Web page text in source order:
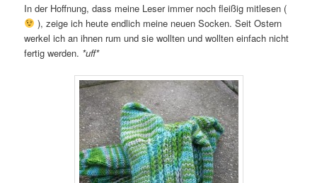
In der Hoffnung, dass meine Leser immer noch fleißig mitlesen (
), zeige ich heute endlich meine neuen Socken. Seit Ostern
werkel ich an ihnen rum und sie wollten und wollten einfach nicht
fertig werden. *uff*